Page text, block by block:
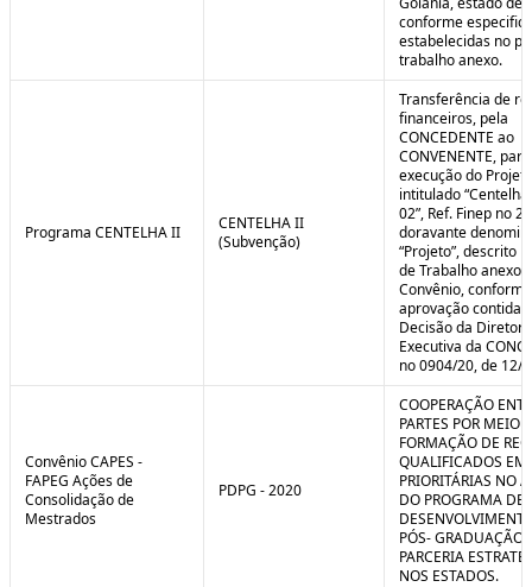
conforme
estabelecidas no
trabalho anexo.
Programa CENTELHA II
CENTELHA II
(Subvenção)
Transferência de
financeiros, pela
CONCEDENTE ao
CONVENENTE,
execução do Projeto
intitulado
02”, Ref. Finep no
doravante
“Projeto”, descrito
de Trabalho anexo
Convênio, conforme
aprovação contida
Decisão da
Executiva da
no 0904/20, de 12/
Convênio CAPES -
FAPEG Ações de
Consolidação de
Mestrados
PDPG - 2020
COOPERAÇÃO
PARTES POR MEIO
FORMAÇÃO DE
QUALIFICADOS EM
PRIORITÁRIAS NO
DO PROGRAMA DE
PÓS- GRADUAÇÃO
PARCERIA
NOS ESTADOS.